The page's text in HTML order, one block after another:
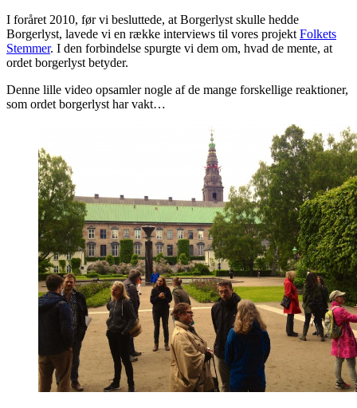
I foråret 2010, før vi besluttede, at Borgerlyst skulle hedde
Borgerlyst, lavede vi en række interviews til vores projekt Folkets
Stemmer. I den forbindelse spurgte vi dem om, hvad de mente, at
ordet borgerlyst betyder.
Denne lille video opsamler nogle af de mange forskellige reaktioner,
som ordet borgerlyst har vakt…